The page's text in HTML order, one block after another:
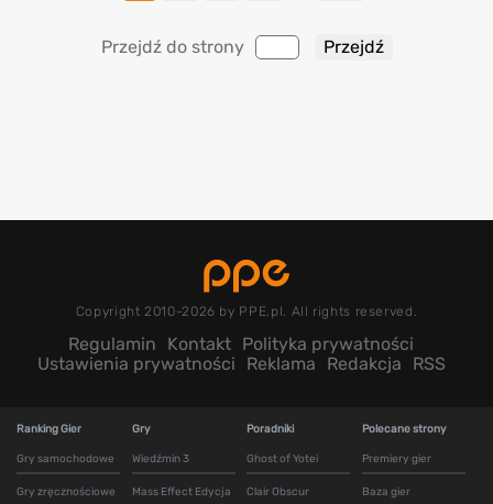
Przejdź do strony
Copyright 2010-2026 by PPE.pl. All rights reserved.
Regulamin Kontakt Polityka prywatności
Ustawienia prywatności
Reklama Redakcja RSS
Ranking Gier
Gry samochodowe
Gry zręcznościowe
Gry
Wiedźmin 3
Mass Effect Edycja
Poradniki
Ghost of Yotei
Clair Obscur
Polecane strony
Premiery gier
Baza gier